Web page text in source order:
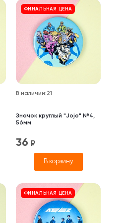
ФИНАЛЬНАЯ ЦЕНА
В наличии:21
Значок круглый "Jojo" №4,
56мм
36 ₽
В корзину
ФИНАЛЬНАЯ ЦЕНА